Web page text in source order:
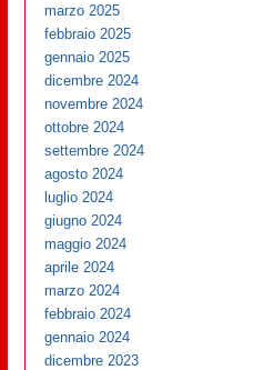
marzo 2025
febbraio 2025
gennaio 2025
dicembre 2024
novembre 2024
ottobre 2024
settembre 2024
agosto 2024
luglio 2024
giugno 2024
maggio 2024
aprile 2024
marzo 2024
febbraio 2024
gennaio 2024
dicembre 2023